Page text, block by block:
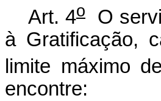
Art. 4o
O
à Gratificação,
limite máximo
encontre: